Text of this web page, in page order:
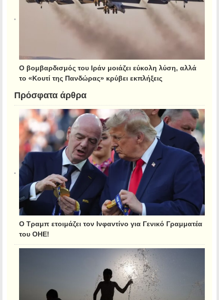
Ο βομβαρδισμός του Ιράν μοιάζει εύκολη λύση, αλλά
το «Κουτί της Πανδώρας» κρύβει εκπλήξεις
Πρόσφατα άρθρα
Ο Τραμπ ετοιμάζει τον Ινφαντίνο για Γενικό Γραμματέα
του ΟΗΕ!